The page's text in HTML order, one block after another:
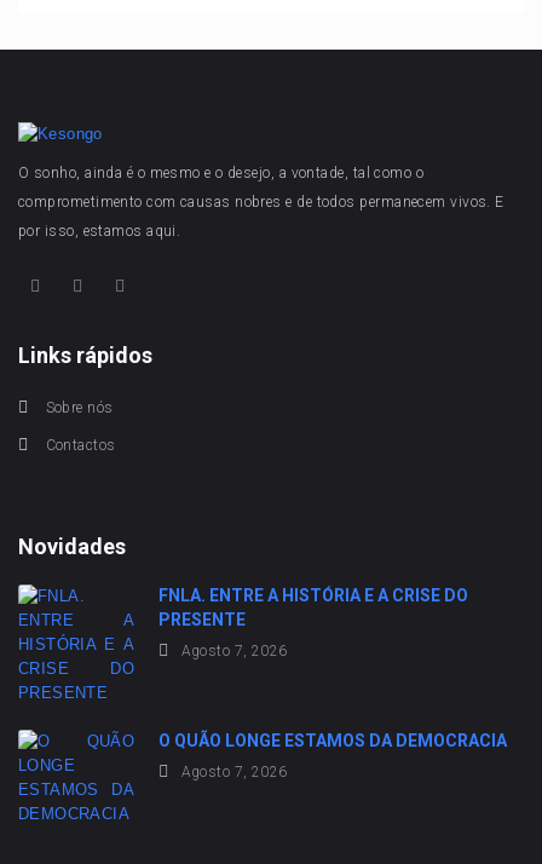
O sonho, ainda é o mesmo e o desejo, a vontade, tal como o
comprometimento com causas nobres e de todos permanecem vivos. E
por isso, estamos aqui.
Links rápidos
Sobre nós
Contactos
Novidades
FNLA. ENTRE A HISTÓRIA E A CRISE DO
PRESENTE
Agosto 7, 2026
O QUÃO LONGE ESTAMOS DA DEMOCRACIA
Agosto 7, 2026